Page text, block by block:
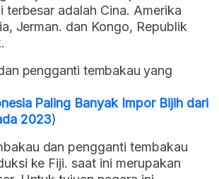
terbesar adalah Cina. Amerika
Jerman. dan Kongo, Republik
pengganti tembakau yang
Paling Banyak Impor Bijih dari
2023)
dan pengganti tembakau
ke Fiji. saat ini merupakan